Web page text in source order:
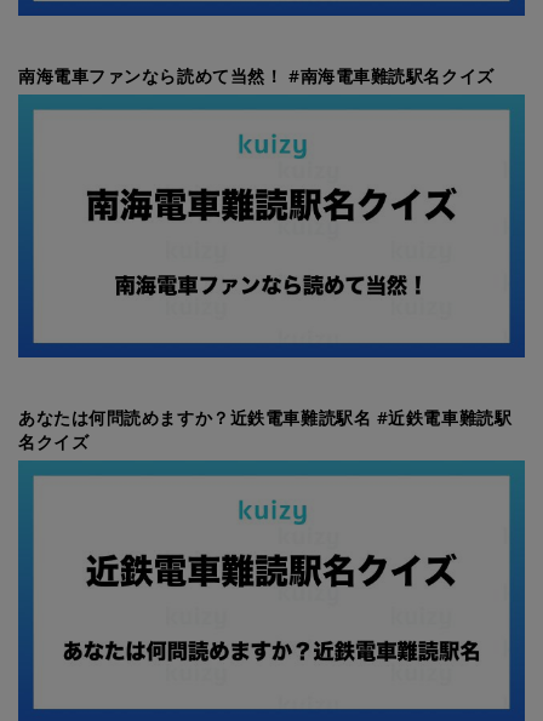
南海電車ファンなら読めて当然！ #南海電車難読駅名クイズ
あなたは何問読めますか？近鉄電車難読駅名 #近鉄電車難読駅
名クイズ